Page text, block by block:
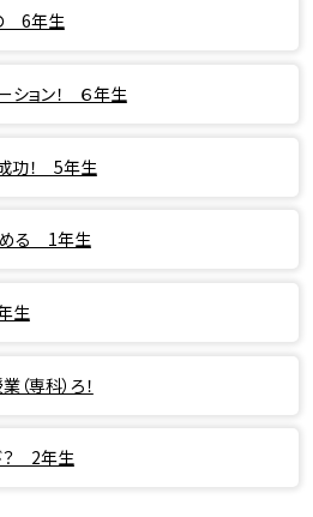
6年生
ョン！ ６年生
功！ 5年生
る 1年生
生
専科）ろ！
2年生